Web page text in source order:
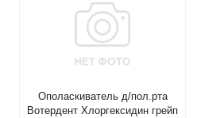
Ополаскиватель д/пол.рта
Вотердент Хлоргексидин грейп